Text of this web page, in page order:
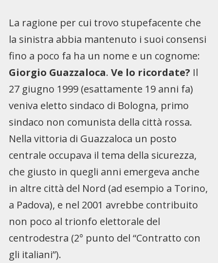
La ragione per cui trovo stupefacente che
la sinistra abbia mantenuto i suoi consensi
fino a poco fa ha un nome e un cognome:
Giorgio Guazzaloca. Ve lo ricordate? Il
27 giugno 1999 (esattamente 19 anni fa)
veniva eletto sindaco di Bologna, primo
sindaco non comunista della città rossa.
Nella vittoria di Guazzaloca un posto
centrale occupava il tema della sicurezza,
che giusto in quegli anni emergeva anche
in altre città del Nord (ad esempio a Torino,
a Padova), e nel 2001 avrebbe contribuito
non poco al trionfo elettorale del
centrodestra (2° punto del “Contratto con
gli italiani”).